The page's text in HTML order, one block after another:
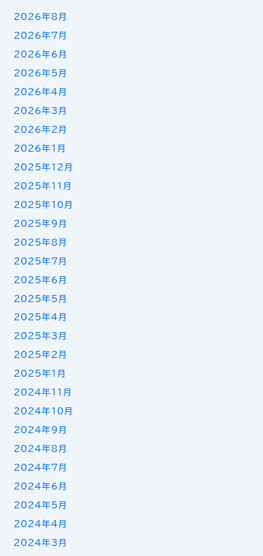
2026年8月
2026年7月
2026年6月
2026年5月
2026年4月
2026年3月
2026年2月
2026年1月
2025年12月
2025年11月
2025年10月
2025年9月
2025年8月
2025年7月
2025年6月
2025年5月
2025年4月
2025年3月
2025年2月
2025年1月
2024年11月
2024年10月
2024年9月
2024年8月
2024年7月
2024年6月
2024年5月
2024年4月
2024年3月